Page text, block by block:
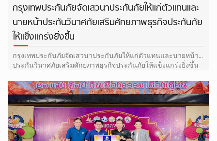
กรุงเทพประกันภัยจัดเสวนาประกันภัยให้แก่ตัวแทนและ
นายหน้าประกันวินาศภัยเสริมศักยภาพธุรกิจประกันภัย
ให้แข็งแกร่งยิ่งขึ้น
กรุงเทพประกันภัยจัดเสวนาประกันภัยให้แก่ตัวแทนและนายหน้า
ประกันวินาศภัยเสริมศักยภาพธุรกิจประกันภัยให้แข็งแกร่งยิ่งขึ้น